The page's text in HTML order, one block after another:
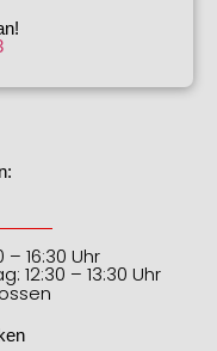
16:30 Uhr
12:30 – 13:30 Uhr